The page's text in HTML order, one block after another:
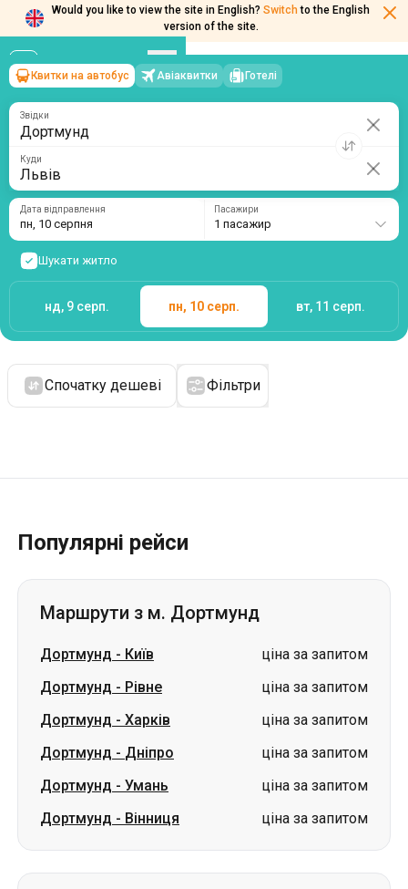
Would you like to view the site in English? Switch to the English
version of the site.
Дортмунд→Львів
пн, 10 серпня/1 пасажир
Квитки на автобус Авіаквитки Готелі
Звідки
Куди
Дата відправлення
пн, 10 серпня
Пасажири
1 пасажир
Шукати житло
нд, 9 серп. пн, 10 серп. вт, 11 серп.
Спочатку дешеві Фільтри
Популярні рейси
Маршрути з м. Дортмунд
Дортмунд - Київ
ціна за запитом
Дортмунд - Рівне
ціна за запитом
Дортмунд - Харків
ціна за запитом
Дортмунд - Дніпро
ціна за запитом
Дортмунд - Умань
ціна за запитом
Дортмунд - Вінниця ціна за запитом